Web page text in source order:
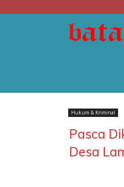
Hukum & Kriminal
Pasca
Desa